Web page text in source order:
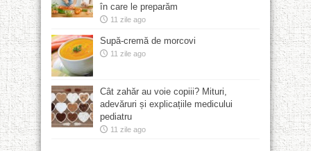
în care le preparăm
11 zile ago
Supă-cremă de morcovi
11 zile ago
Cât zahăr au voie copiii? Mituri,
adevăruri și explicațiile medicului
pediatru
11 zile ago